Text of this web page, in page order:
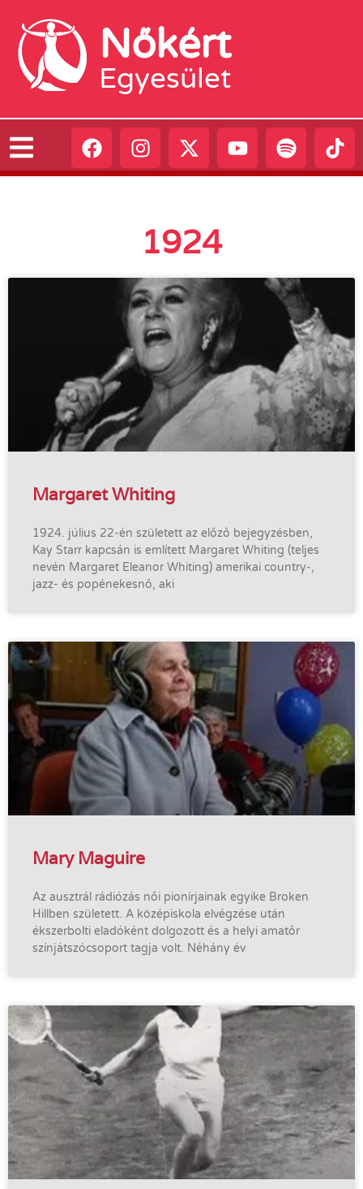
Nőkért
Egyesület
1924
Margaret Whiting
1924. július 22-én született az előző bejegyzésben,
Kay Starr kapcsán is említett Margaret Whiting (teljes
nevén Margaret Eleanor Whiting) amerikai country-,
jazz- és popénekesnő, aki
Mary Maguire
Az ausztrál rádiózás női pionírjainak egyike Broken
Hillben született. A középiskola elvégzése után
ékszerbolti eladóként dolgozott és a helyi amatőr
színjátszócsoport tagja volt. Néhány év